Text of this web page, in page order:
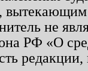
не
РФ «О